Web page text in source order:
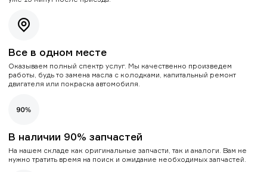
Все в одном месте
Оказываем полный спектр услуг. Мы качественно произведем
работы, будь то замена масла с колодками, капитальный ремонт
двигателя или покраска автомобиля.
В наличии 90% запчастей
На нашем складе как оригинальные запчасти, так и аналоги. Вам не
нужно тратить время на поиск и ожидание необходимых запчастей.